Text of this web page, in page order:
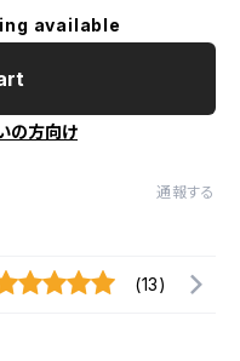
available
の方向け
通報する
(13)